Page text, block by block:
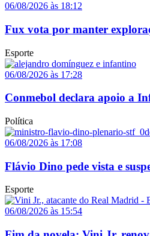
06/08/2026 às 18:12
Fux vota por manter
Esporte
06/08/2026 às 17:28
Conmebol declara apoio a
Política
06/08/2026 às 17:08
Flávio Dino pede vista e
Esporte
06/08/2026 às 15:54